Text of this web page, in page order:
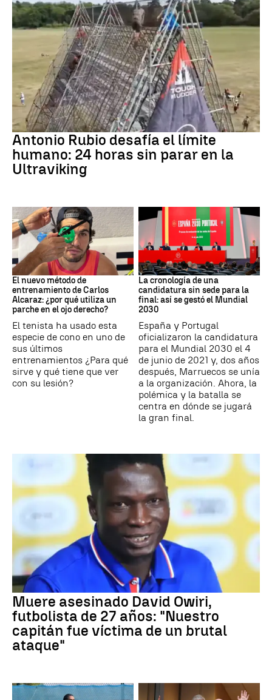
Ultraviking
Antonio Rubio desafía el límite
humano: 24 horas sin parar en la
Ultraviking
Tenis
El nuevo método de
entrenamiento de Carlos
Alcaraz: ¿por qué utiliza un
parche en el ojo derecho?
El tenista ha usado esta
especie de cono en uno de
sus últimos
entrenamientos ¿Para qué
sirve y qué tiene que ver
con su lesión?
Mundial 2030
La cronología de una
candidatura sin sede para la
final: así se gestó el Mundial
2030
España y Portugal
oficializaron la candidatura
para el Mundial 2030 el 4
de junio de 2021 y, dos años
después, Marruecos se unía
a la organización. Ahora, la
polémica y la batalla se
centra en dónde se jugará
la gran final.
Muere asesinado David Owiri,
futbolista de 27 años: "Nuestro
capitán fue víctima de un brutal
ataque"